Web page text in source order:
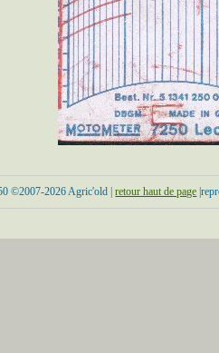
©2007-2026 Agric'old |retour haut de page